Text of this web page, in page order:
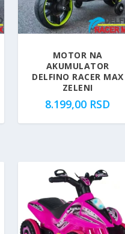
R
S
D
MOTOR NA
AKUMULATOR
DELFINO RACER MAX
ZELENI
8.199,00 RSD